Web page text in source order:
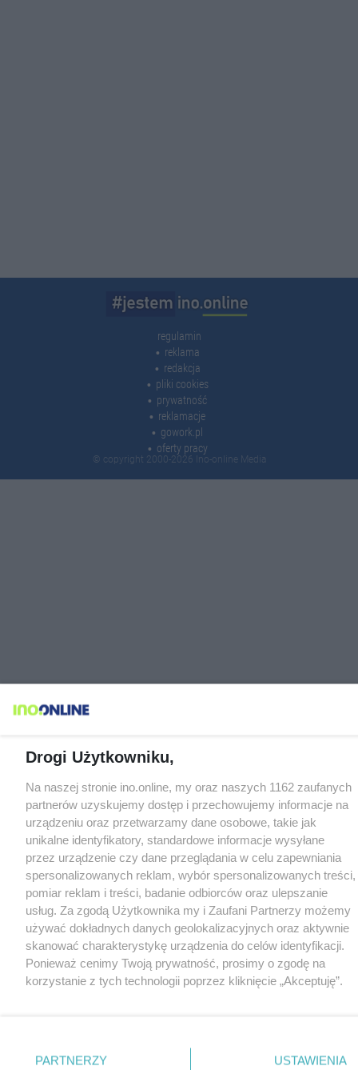
regulamin
reklama
redakcja
pliki cookies
prywatność
reklamacje
gowork.pl
oferty pracy
© copyright 2000-2026 Ino-online Media
Drogi Użytkowniku,
Na naszej stronie ino.online, my oraz naszych 1162 zaufanych
partnerów uzyskujemy dostęp i przechowujemy informacje na
urządzeniu oraz przetwarzamy dane osobowe, takie jak
unikalne identyfikatory, standardowe informacje wysyłane
przez urządzenie czy dane przeglądania w celu zapewniania
spersonalizowanych reklam, wybór spersonalizowanych treści,
pomiar reklam i treści, badanie odbiorców oraz ulepszanie
usług. Za zgodą Użytkownika my i Zaufani Partnerzy możemy
używać dokładnych danych geolokalizacyjnych oraz aktywnie
skanować charakterystykę urządzenia do celów identyfikacji.
Ponieważ cenimy Twoją prywatność, prosimy o zgodę na
korzystanie z tych technologii poprzez kliknięcie „Akceptuję”.
nie wymagają zgody użytkownika, ale masz prawo sprzeciwić
PARTNERZY USTAWIENIA